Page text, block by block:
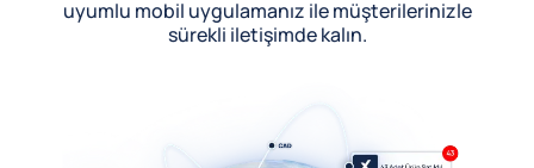
uyumlu mobil uygulamanız ile müşterilerinizle
sürekli iletişimde kalın.